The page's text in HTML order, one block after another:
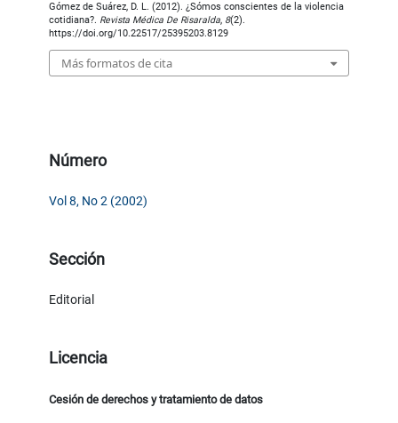
Gómez de Suárez, D. L. (2012). ¿Sómos conscientes de la violencia
cotidiana?. Revista Médica De Risaralda, 8(2).
https://doi.org/10.22517/25395203.8129
Más formatos de cita
Número
Vol 8, No 2 (2002)
Sección
Editorial
Licencia
Cesión de derechos y tratamiento de datos